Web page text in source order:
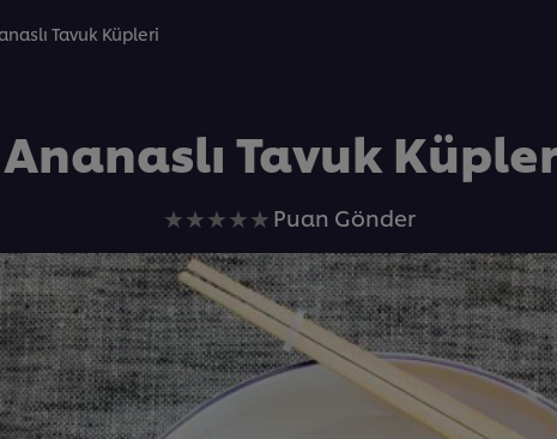
Tavuk Küpleri
Ananaslı Tavuk
Bu
recipe
için
değerlendirme
gönderilmedi
Puan Gönder